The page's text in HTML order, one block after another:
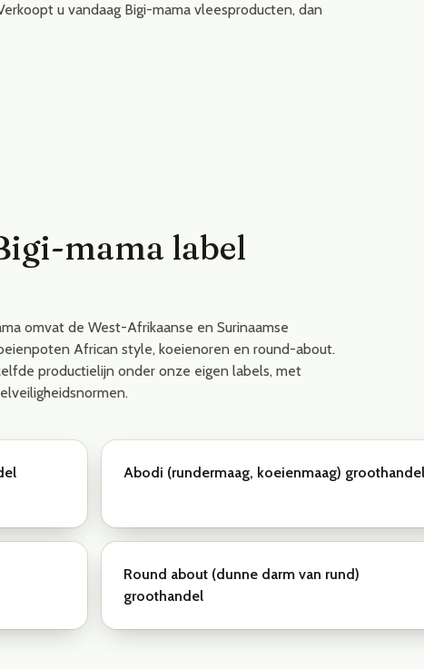
u vandaag Bigi-mama vleesproducten, dan
mama label
omvat de West-Afrikaanse en Surinaamse
African style, koeienoren en round-about.
productielijn onder onze eigen labels, met
Abodi (rundermaag, koeienmaag) groothandel
Round about (dunne darm van rund)
groothandel